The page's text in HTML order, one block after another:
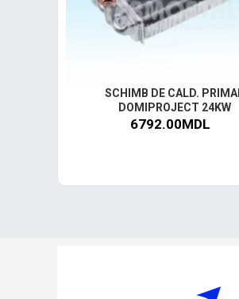
SCHIMB DE CALD.
DOMIPROJECT 24KW
6792.00MDL